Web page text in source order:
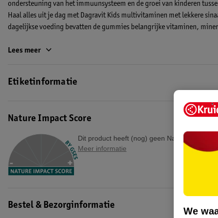
ondersteuning van het immuunsysteem en de groei van kinderen
Haal alles uit je dag met Dagravit Kids multivitaminen met lekkere
dagelijkse voeding bevatten de gummies belangrijke vitaminen,
Over Dagravit Kids Multivitaminen Minions Gummies:
• Ondersteunt het immuunsysteem2
Hoe gebruik je de Dagravit Kids Multivitaminen Minions
Kinderen vanaf 6 jaar kunnen dagelijks 1-2 gummies innemen. Bij
1) Vitamine D speelt een rol in de normale groei en ontwikkeling van
2) Vitamine C draagt bij aan het normaal functioneren van het
Lees meer
Etiketinformatie
Nature Impact Score
Dit product heeft (nog) geen Nature Impact
Meer informatie
Bestel & Bezorginformatie We